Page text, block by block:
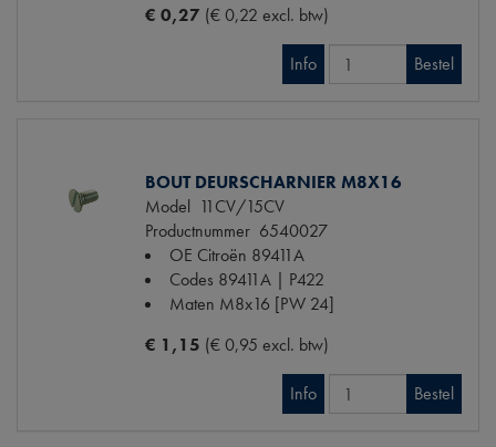
€ 0,27 (€ 0,22 excl. btw)
Info Bestel
BOUT DEURSCHARNIER M8X16
Model 11CV/15CV
Productnummer 6540027
OE Citroën 89411A
Codes 89411A | P422
Maten M8x16 [PW 24]
€ 1,15 (€ 0,95 excl. btw)
Info Bestel